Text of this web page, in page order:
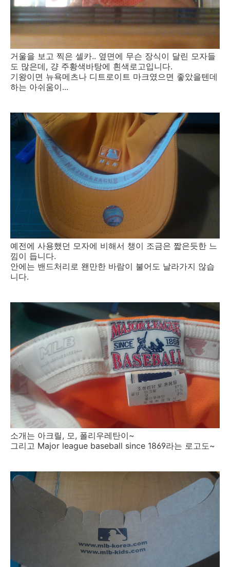
거울을 보고 찍은 셀카.. 옆면에 무슨 장식이 달린 모자들
도 많은데, 걍 주황색바탕에 흰색로고입니다.
기왕이면 뉴욕메츠나 디트로이트 마크였으면 좋았을텐데
하는 아쉬움이...
예전에 사용했던 모자에 비해서 챙이 조금은 짧은듯한 느
낌이 듭니다.
안에는 밴드처리로 왠만한 바람이 불어도 날라가지 않습
니다.
소개는 아크릴, 모, 폴리우레탄이~
그리고 Major league baseball since 1869라는 로고도~